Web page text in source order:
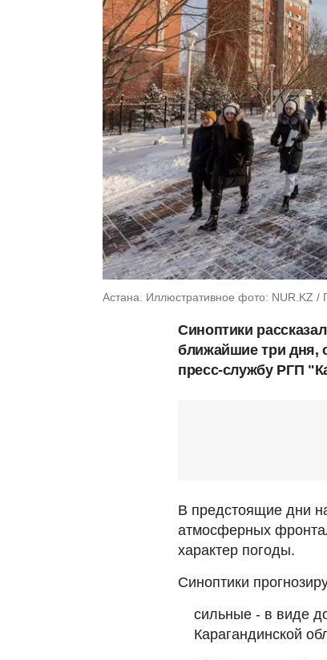
Астана. Иллюстративное фото: NUR.KZ /
Синоптики
ближайшие три дня,
пресс-службу РГП
В предстоящие дни
атмосферных
характер погоды.
Синоптики
сильные - в виде
Карагандинской